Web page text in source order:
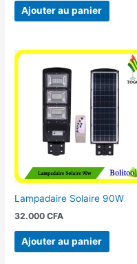
Ajouter au panier
Lampadaire Solaire 90W
32.000CFA
Ajouter au panier